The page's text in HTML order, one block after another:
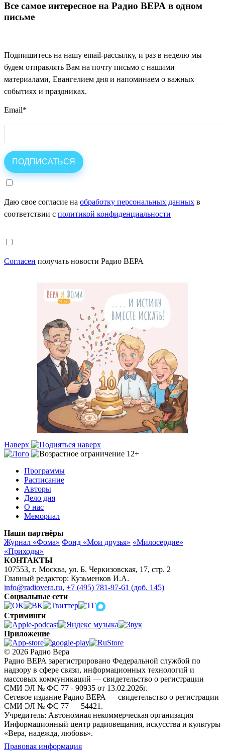
Все самое интересное на Радио ВЕРА в одном
письме
Подпишитесь на нашу email-рассылку, и раз в неделю мы
будем отправлять Вам на почту письмо с нашими
материалами, Евангелием дня и напоминаем о важных
событиях и праздниках.
Email*
Даю свое согласие на обработку персональных данных в
соответствии с политикой конфиденциальности
Согласен получать новости Радио ВЕРА
Наверх
Программы
Расписание
Авторы
Дело дня
О нас
Мемориал
Наши партнёры
Журнал «Фома» Фонд «Мои друзья» «Милосердие»
«Приходы»
КОНТАКТЫ
107553, г. Москва, ул. Б. Черкизовская, 17, стр. 2
Главный редактор: Кузьменков И.А.
info@radiovera.ru, +7 (495) 781-97-61 (доб. 145)
Социальные сети
Стриминги
Приложение
© 2026 Радио Вера
Радио ВЕРА зарегистрировано Федеральной службой по
надзору в сфере связи, информационных технологий и
массовых коммуникаций — свидетельство о регистрации
СМИ ЭЛ № ФС 77 - 90935 от 13.02.2026г.
Сетевое издание Радио ВЕРА — свидетельство о регистрации
СМИ ЭЛ № ФС 77 — 54421.
Учредитель: Автономная некоммерческая организация
Информационный центр радиовещания, искусства и культуры
«Вера, надежда, любовь».
Правовая информация